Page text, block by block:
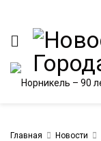
Главная Новости